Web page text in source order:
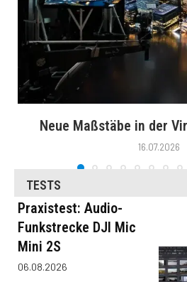
Neue Maßstäbe in der
16.07.2026
TESTS
Praxistest: Audio-
Funkstrecke DJI Mic
Mini 2S
06.08.2026